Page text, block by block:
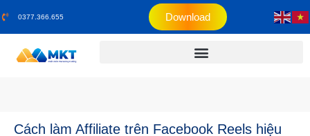
0377.366.655 Download
Cách làm Affiliate trên Facebook Reels hiệu